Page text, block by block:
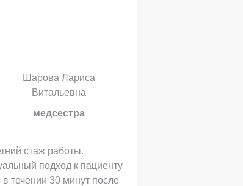
Шарова Лариса
Витальевна
медсестра
стаж работы.
подход к пациенту
течении 30 минут после